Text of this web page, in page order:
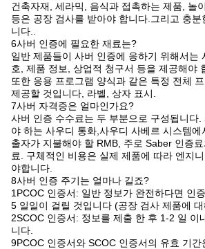
건축자재, 세라믹, 음식과 접촉하는 제품, 놀
등은 공장 검사를 받아야 합니다.그리고 충
니다..
6사버 인증에 필요한 재료는?
일반 제품들이 사버 인증에 응하기 위해서는
호, 제품 정보, 상업적 청구서 등을 제공해야
또한 응용 프로그램 양식과 같은 특정 전체
제공할 것입니다, 라벨, 상자 표시.
7사버 자격증은 얼마인가요?
사버 인증 수수료는 두 부분으로 구성됩니다.
야 하는 사우디 통화,사우디 사베르 시스템
출자가 지불해야 할 RMB, 주로 Saber 인증
료. 구체적인 비용은 실제 제품에 따라 엔지
야합니다.
8사버 인증 주기는 얼마나 길죠?
1PCOC 인증서: 일반 정보가 완전하다면 인
5 일일이 걸릴 것입니다 (공장 검사 제품에
2SCOC 인증서: 정보를 제출 한 후 1-2 일 이
니다.
9PCOC 인증서와 SCOC 인증서의 유효 기